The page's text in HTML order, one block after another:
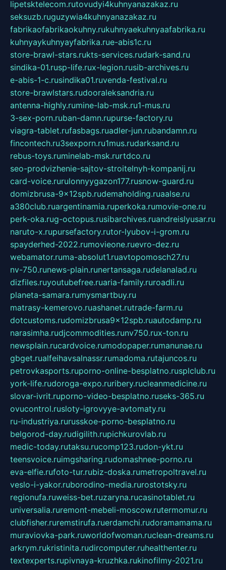
lipetsktelecom.rutovudyi4kuhnyanazakaz.ru
seksuzb.ruguzywia4kuhnyanazakaz.ru
fabrikaofabrikaokuhny.rukuhnyaekuhnyaafabrika.ru
kuhnyaykuhnyayfabrika.rue-abis1c.ru
store-brawl-stars.rukts-services.rudark-sand.ru
sindika-01.rusp-life.rux-legion.rusib-archives.ru
e-abis-1-c.rusindika01.ruvenda-festival.ru
store-brawlstars.rudooraleksandria.ru
antenna-highly.rumine-lab-msk.ru1-mus.ru
3-sex-porn.ruban-damn.rupurse-factory.ru
viagra-tablet.rufasbags.ruadler-jun.rubandamn.ru
fincontech.ru3sexporn.ru1mus.rudarksand.ru
rebus-toys.ruminelab-msk.rurtdco.ru
seo-prodvizhenie-sajtov-stroitelnyh-kompanij.ru
card-voice.rurulonnyygazon177.rusnow-guard.ru
domizbrusa-9x12spb.rudemaholding.ruaalse.ru
a380club.ruargentinamia.ruperkoka.rumovie-one.ru
perk-oka.rug-octopus.rusibarchives.ruandreislyusar.ru
naruto-x.rupursefactory.rutor-lyubov-i-grom.ru
spayderhed-2022.rumovieone.ruevro-dez.ru
webamator.ruma-absolut1.ruavtopomosch27.ru
nv-750.runews-plain.runertansaga.rudelanalad.ru
dizfiles.ruyoutubefree.ruaria-family.ruroadli.ru
planeta-samara.rumysmartbuy.ru
matrasy-kemerovo.ruashanet.rutrade-farm.ru
dotcustoms.rudomizbrusa9x12spb.ruautodamp.ru
narasimha.rudjcommodities.runv750.rux-ton.ru
newsplain.rucardvoice.rumodopaper.rumanunae.ru
gbget.rualfeihavsalnassr.rumadoma.rutajuncos.ru
petrovkasports.ruporno-online-besplatno.rusplclub.ru
york-life.rudoroga-expo.ruribery.rucleanmedicine.ru
slovar-ivrit.ruporno-video-besplatno.ruseks-365.ru
ovucontrol.rusloty-igrovyye-avtomaty.ru
ru-industriya.rurusskoe-porno-besplatno.ru
belgorod-day.rudigilith.rupichkurovlab.ru
medic-today.rutaksu.rucomp123.rudon-ykt.ru
teensvoice.ruimgsharing.rudomashnee-porno.ru
eva-elfie.rufoto-tur.rubiz-doska.rumetropoltravel.ru
veslo-i-yakor.ruborodino-media.rurostotsky.ru
regionufa.ruweiss-bet.ruzaryna.rucasinotablet.ru
universalia.ruremont-mebeli-moscow.rutermomur.ru
clubfisher.ruremstirufa.ruerdamchi.rudoramamama.ru
muraviovka-park.ruworldofwoman.ruclean-dreams.ru
arkrym.rukristinita.rudircomputer.ruhealthenter.ru
textexperts.rupivnaya-kruzhka.rukinofilmy-2021.ru